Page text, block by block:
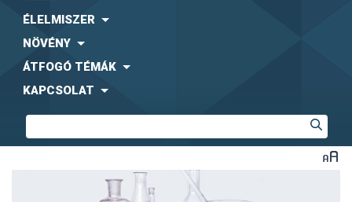
ÉLELMISZER
NÖVÉNY
ÁTFOGÓ TÉMÁK
KAPCSOLAT